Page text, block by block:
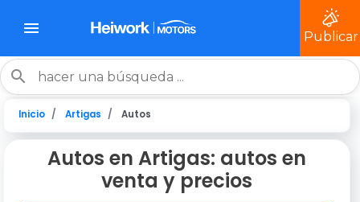
Publicar
Inicio Artigas Autos
Autos en Artigas: autos en
venta y precios